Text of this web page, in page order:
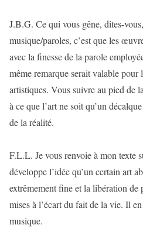
J.B.G. Ce qui vous gêne, dites-
musique/paroles, c’est que les
avec la finesse de la parole
même remarque serait valable pour
artistiques. Vous suivre au pied de
à ce que l’art ne soit qu’un
de la réalité.
F.L.L. Je vous renvoie à mon texte
développe l’idée qu’un certain art
extrêmement fine et la libération de
mises à l’écart du fait de la vie. Il
musique.